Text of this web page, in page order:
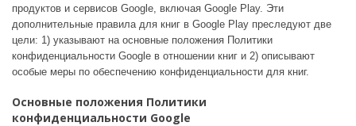
продуктов и сервисов Google, включая Google Play. Эти
дополнительные правила для книг в Google Play преследуют две
цели: 1) указывают на основные положения Политики
конфиденциальности Google в отношении книг и 2) описывают
особые меры по обеспечению конфиденциальности для книг.
Основные положения Политики
конфиденциальности Google